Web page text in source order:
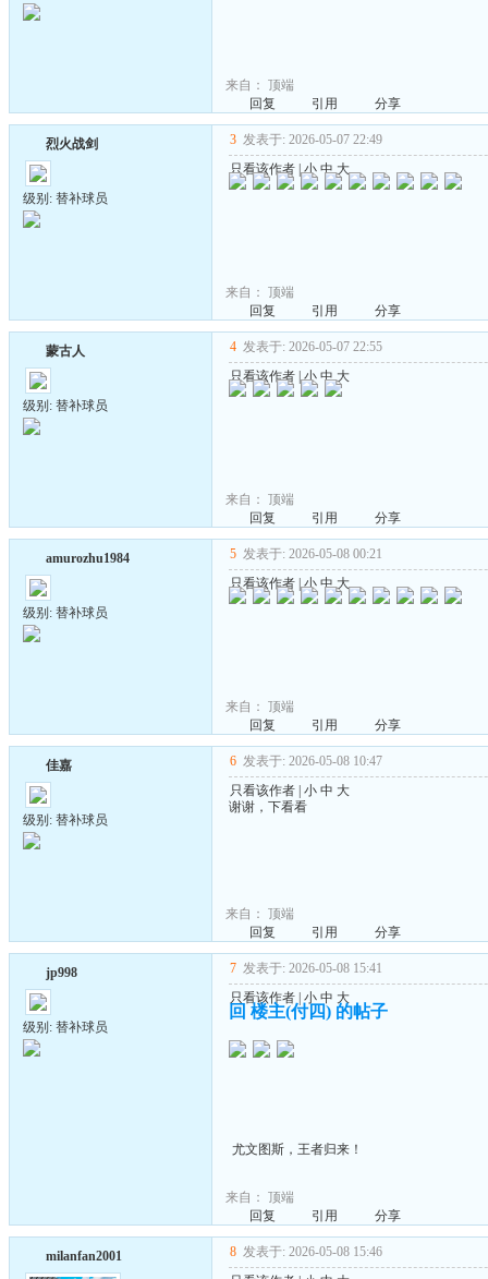
来自： 顶端
回复
引用 分享
烈火战剑
级别: 替补球员
3 发表于: 2026-05-07 22:49
只看该作者 |小 中 大
来自： 顶端
回复
引用 分享
蒙古人
级别: 替补球员
4 发表于: 2026-05-07 22:55
只看该作者 |小 中 大
来自： 顶端
回复
引用 分享
amurozhu1984
级别: 替补球员
5 发表于: 2026-05-08 00:21
只看该作者 |小 中 大
来自： 顶端
回复
引用 分享
佳嘉
级别: 替补球员
6 发表于: 2026-05-08 10:47
只看该作者 小 中 大
谢谢，下看看
来自： 顶端
回复
引用 分享
jp998
级别: 替补球员
7 发表于: 2026-05-08 15:41
只看该作者 小 中 大
回 楼主(付四) 的帖子
尤文图斯，王者归来！
来自： 顶端
回复
引用 分享
milanfan2001 8 发表于: 2026-05-08 15:46